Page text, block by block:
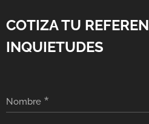
COTIZA TU
INQUIETUDES
Nombre